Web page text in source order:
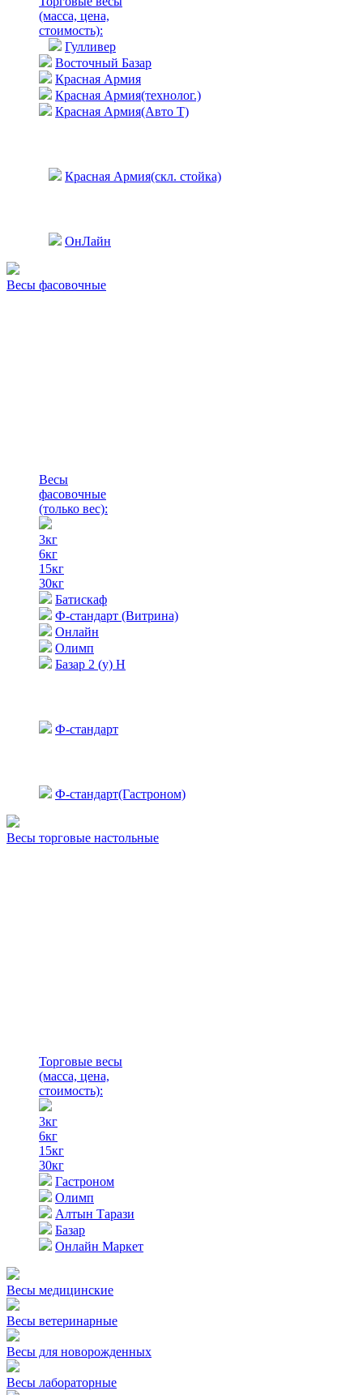
(масса, цена,
стоимость):
Гулливер
Восточный Базар
Красная Армия
Красная Армия(технолог.)
Красная Армия(Авто Т)
Красная Армия(скл. стойка)
ОнЛайн
Весы фасовочные
Весы
фасовочные
(только вес):
3кг
6кг
15кг
30кг
Батискаф
Ф-стандарт (Витрина)
Онлайн
Олимп
Базар 2 (у) Н
Ф-стандарт
Ф-стандарт(Гастроном)
Весы торговые настольные
Торговые весы
(масса, цена,
стоимость):
3кг
6кг
15кг
30кг
Гастроном
Олимп
Алтын Тарази
Базар
Онлайн Маркет
Весы медицинские
Весы ветеринарные
Весы для новорожденных
Весы лабораторные